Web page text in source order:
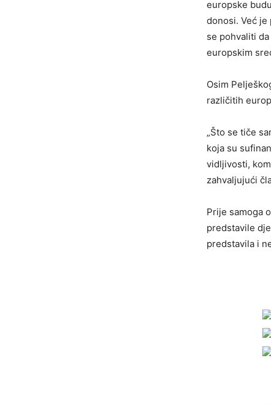
europske
donosi. Već je
se pohvaliti
europskim
Osim
različitih
„Što se tiče
koja su
vidljivosti,
zahvaljujući
Prije samoga
predstavile
predstavila i